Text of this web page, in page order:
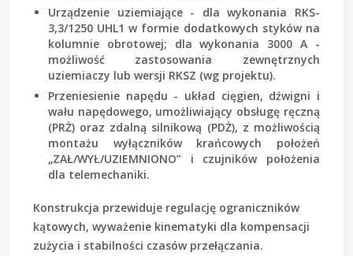
Urządzenie uziemiające- dla wykonania RKS-
3,3/1250 UHL1 w formie dodatkowych styków na
kolumnie obrotowej; dla wykonania 3000 A -
możliwość zastosowania zewnętrznych
uziemiaczy lub wersji RKSZ (wg projektu).
Przeniesienie napędu - układ cięgien, dźwigni i
wału napędowego, umożliwiający obsługę ręczną
(PRŻ) oraz zdalną silnikową (PDŻ), z możliwością
montażu wyłączników krańcowych położeń
„ZAŁ/WYŁ/UZIEMNIONO” i czujników położenia
dla telemechaniki.
Konstrukcja przewiduje regulację ograniczników
kątowych, wyważenie kinematyki dla kompensacji
zużycia i stabilności czasów przełączania.